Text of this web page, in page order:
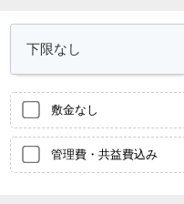
敷金なし
管理費・共益費込み